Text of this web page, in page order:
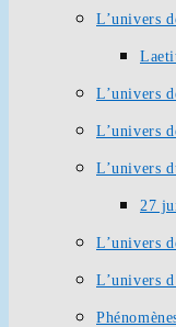
L’univers
L’univers
L’univers
L’univers
27
L’univers
L’univers